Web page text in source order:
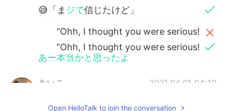
😅「ま ジで信じたけど」
“Ohh, I thought you were serious!
“Ohh, I thought you were serious!
あー本当かと思ったよ
あいこ 2021.04.01 04:10
Open HelloTalk to join the conversation